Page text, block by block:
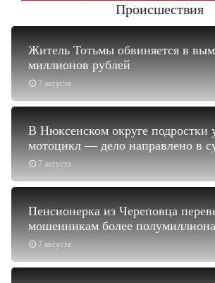
Происшествия
7 августа
Житель Тотьмы обвиняется в
миллионов рублей
7 августа
В Нюксенском округе подростки
мотоцикл — дело направлено в
7 августа
Пенсионерка из Череповца
мошенникам более